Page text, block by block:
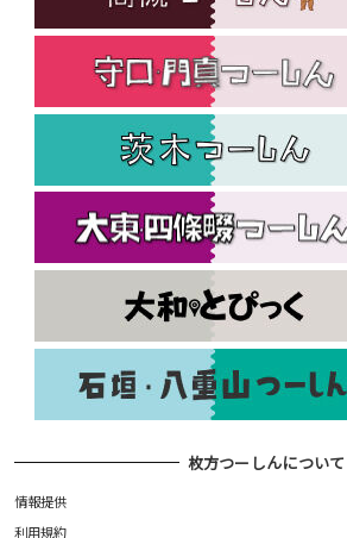
枚方つーしんについて
情報提供
利用規約